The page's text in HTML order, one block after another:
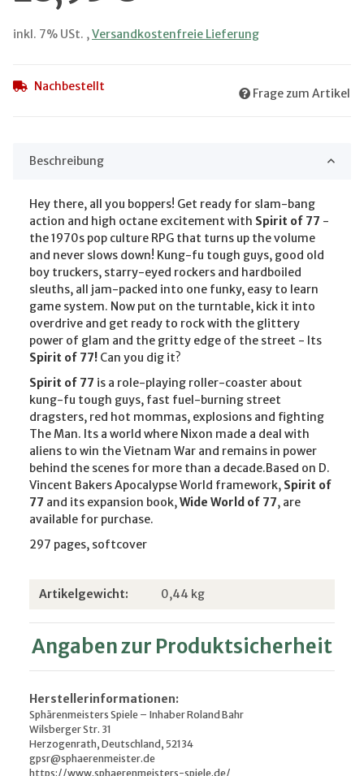
inkl. 7% USt. ,Versandkostenfreie Lieferung
Nachbestellt Frage zum Artikel
Beschreibung
Hey there, all you boppers! Get ready for slam-bang
action and high octane excitement with Spirit of 77 -
the 1970s pop culture RPG that turns up the volume
and never slows down! Kung-fu tough guys, good old
boy truckers, starry-eyed rockers and hardboiled
sleuths, all jam-packed into one funky, easy to learn
game system. Now put on the turntable, kick it into
overdrive and get ready to rock with the glittery
power of glam and the gritty edge of the street - Its
Spirit of 77! Can you dig it?
Spirit of 77 is a role-playing roller-coaster about
kung-fu tough guys, fast fuel-burning street
dragsters, red hot mommas, explosions and fighting
The Man. Its a world where Nixon made a deal with
aliens to win the Vietnam War and remains in power
behind the scenes for more than a decade.Based on D.
Vincent Bakers Apocalypse World framework, Spirit of
77 and its expansion book,Wide World of 77, are
available for purchase.
297 pages, softcover
Produkteigenschaft
Wert
Artikelgewicht: 0,44 kg
Angaben zur Produktsicherheit
Herstellerinformationen:
Sphärenmeisters Spiele – Inhaber Roland Bahr
Wilsberger Str. 31
Herzogenrath, Deutschland, 52134
gpsr@sphaerenmeister.de
https://www.sphaerenmeisters-spiele.de/